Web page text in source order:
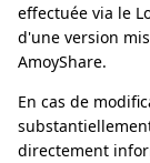
effectuée via le
d'une version
AmoyShare.
En cas de
directement